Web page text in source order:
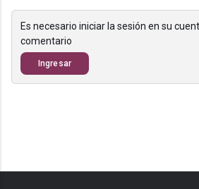
Es necesario iniciar la sesión en su
comentario
Ingresar